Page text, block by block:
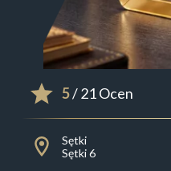
5/ 21 Ocen
Sętki
Sętki 6